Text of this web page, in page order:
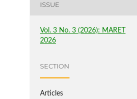
ISSUE
Vol. 3 No. 3 (2026): MARET
2026
SECTION
Articles